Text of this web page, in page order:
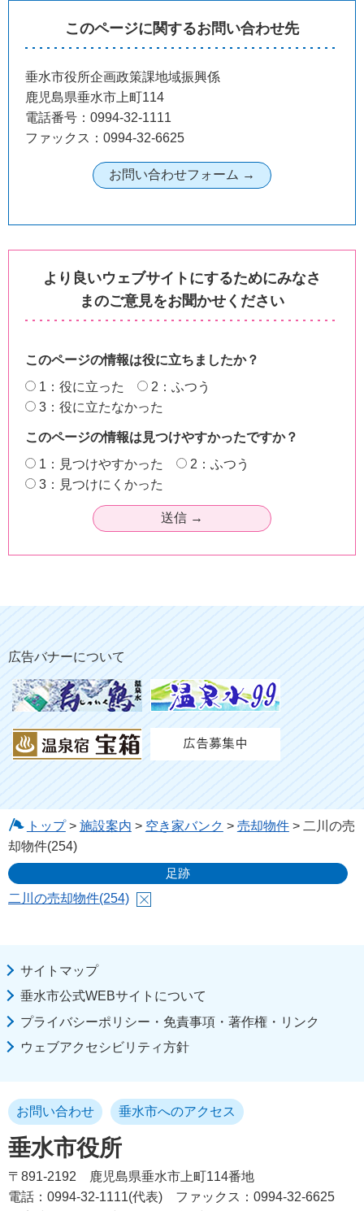
このページに関するお問い合わせ先
垂水市役所企画政策課地域振興係
鹿児島県垂水市上町114
電話番号：0994-32-1111
ファックス：0994-32-6625
より良いウェブサイトにするためにみなさ
まのご意見をお聞かせください
このページの情報は役に立ちましたか？
1：役に立った
2：ふつう
3：役に立たなかった
このページの情報は見つけやすかったですか？
1：見つけやすかった
2：ふつう
3：見つけにくかった
広告バナーについて
トップ> 施設案内 > 空き家バンク > 売却物件> 二川の売
却物件(254)
足跡
二川の売却物件(254)
サイトマップ
垂水市公式WEBサイトについて
プライバシーポリシー・免責事項・著作権・リンク
ウェブアクセシビリティ方針
垂水市役所
お問い合わせ 垂水市へのアクセス
〒891-2192
鹿児島県垂水市上町114番地
電話：0994-32-1111(代表)
ファックス：0994-32-6625